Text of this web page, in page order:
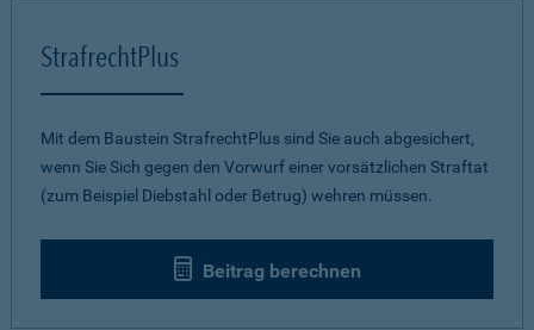
StrafrechtPlus
Mit dem Baustein StrafrechtPlus sind Sie auch abgesichert,
wenn Sie Sich gegen den Vorwurf einer vorsätzlichen Straftat
(zum Beispiel Diebstahl oder Betrug) wehren müssen.
Beitrag berechnen